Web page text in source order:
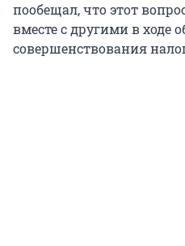
пообещал, что этот
вместе с другими в ходе
совершенствования